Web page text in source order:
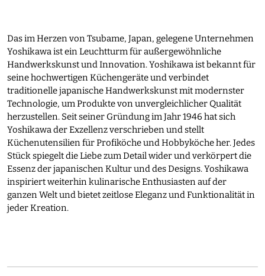
Das im Herzen von Tsubame, Japan, gelegene Unternehmen
Yoshikawa ist ein Leuchtturm für außergewöhnliche
Handwerkskunst und Innovation. Yoshikawa ist bekannt für
seine hochwertigen Küchengeräte und verbindet
traditionelle japanische Handwerkskunst mit modernster
Technologie, um Produkte von unvergleichlicher Qualität
herzustellen. Seit seiner Gründung im Jahr 1946 hat sich
Yoshikawa der Exzellenz verschrieben und stellt
Küchenutensilien für Profiköche und Hobbyköche her. Jedes
Stück spiegelt die Liebe zum Detail wider und verkörpert die
Essenz der japanischen Kultur und des Designs. Yoshikawa
inspiriert weiterhin kulinarische Enthusiasten auf der
ganzen Welt und bietet zeitlose Eleganz und Funktionalität in
jeder Kreation.